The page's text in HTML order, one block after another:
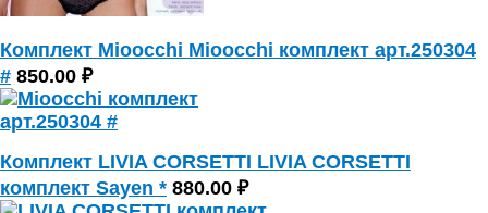
Комплект Mioocchi Mioocchi комплект арт.250304
# 850.00 ₽
Комплект LIVIA CORSETTI LIVIA CORSETTI
комплект Sayen * 880.00 ₽